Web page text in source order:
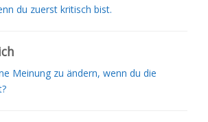
du zuerst kritisch bist.
Meinung zu ändern, wenn du die